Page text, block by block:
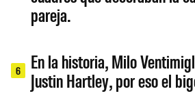
pareja.
6
En la historia, Milo
Justin Hartley, por eso el